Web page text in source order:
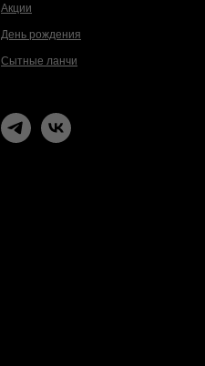
Акции
День рождения
Сытные ланчи